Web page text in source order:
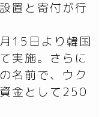
置と寄付が行
15日より韓国
実施。さらに
名前で、ウク
金として250